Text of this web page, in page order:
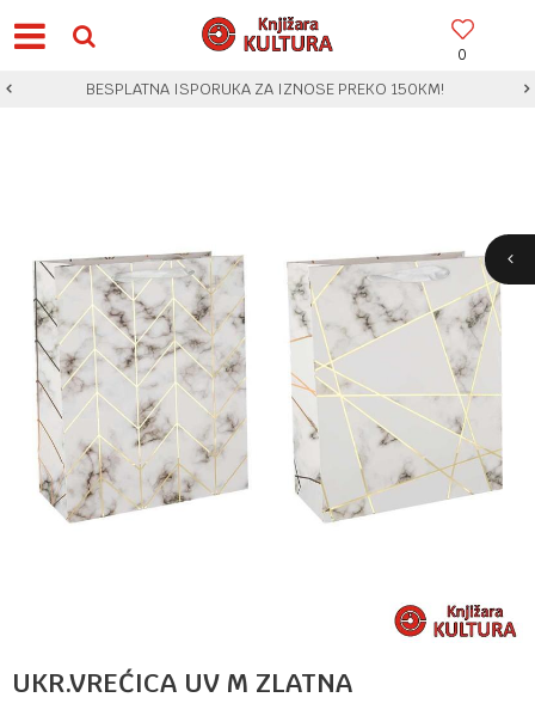
0
BESPLATNA ISPORUKA ZA IZNOSE PREKO 150KM!
UKR.VREĆICA UV M ZLATNA